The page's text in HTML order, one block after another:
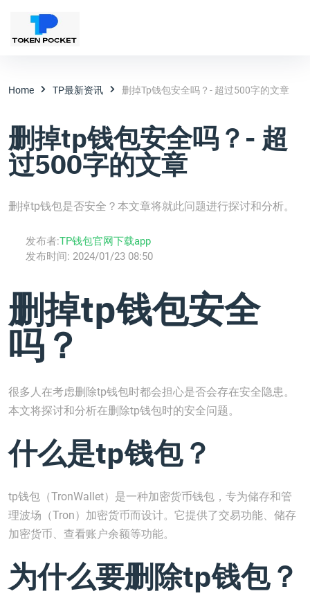
Home TP最新资讯 删掉tp钱包安全吗？- 超过500字的文章
删掉tp钱包安全吗？- 超
过500字的文章
删掉tp钱包是否安全？本文章将就此问题进行探讨和分析。
发布者:TP钱包官网下载app
发布时间: 2024/01/23 08:50
删掉tp钱包安全
吗？
很多人在考虑删除tp钱包时都会担心是否会存在安全隐患。
本文将探讨和分析在删除tp钱包时的安全问题。
什么是tp钱包？
tp钱包（TronWallet）是一种加密货币钱包，专为储存和管
理波场（Tron）加密货币而设计。它提供了交易功能、储存
加密货币、查看账户余额等功能。
为什么要删除tp钱包？